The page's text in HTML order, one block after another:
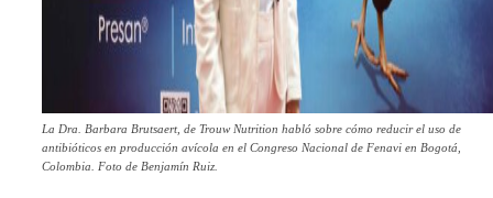
La Dra. Barbara Brutsaert, de Trouw Nutrition habló sobre cómo reducir el uso de
antibióticos en producción avícola en el Congreso Nacional de Fenavi en Bogotá,
Colombia. Foto de Benjamín Ruiz.